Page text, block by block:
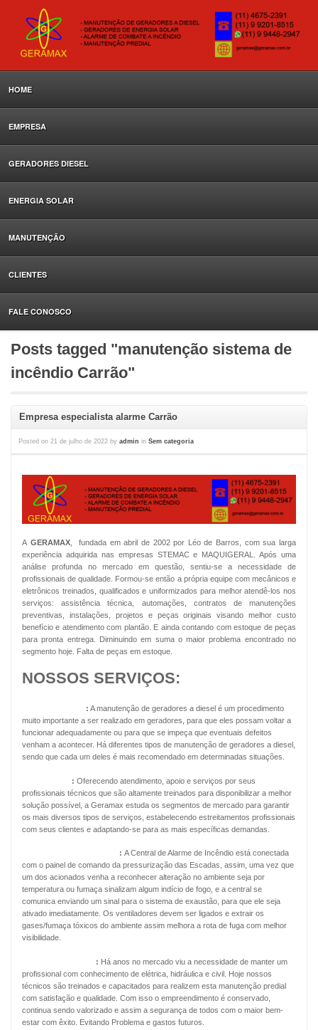
HOME
EMPRESA
GERADORES DIESEL
ENERGIA SOLAR
MANUTENÇÃO
CLIENTES
FALE CONOSCO
Posts tagged "manutenção sistema de
incêndio Carrão"
Empresa especialista alarme Carrão
Posted on 21 de julho de 2022 by admin in Sem categoria
A GERAMAX, fundada em abril de 2002 por Léo de Barros, com sua larga
experiência adquirida nas empresas STEMAC e MAQUIGERAL. Após uma
análise profunda no mercado em questão, sentiu-se a necessidade de
profissionais de qualidade. Formou-se então a própria equipe com mecânicos e
eletrônicos treinados, qualificados e uniformizados para melhor atendê-los nos
serviços: assistência técnica, automações, contratos de manutenções
preventivas, instalações, projetos e peças originais visando melhor custo
benefício e atendimento com plantão. E ainda contando com estoque de peças
para pronta entrega. Diminuindo em suma o maior problema encontrado no
segmento hoje. Falta de peças em estoque.
NOSSOS SERVIÇOS:
: A manutenção de geradores a diesel é um procedimento
muito importante a ser realizado em geradores, para que eles possam voltar a
funcionar adequadamente ou para que se impeça que eventuais defeitos
venham a acontecer. Há diferentes tipos de manutenção de geradores a diesel,
sendo que cada um deles é mais recomendado em determinadas situações.
: Oferecendo atendimento, apoio e serviços por seus
profissionais técnicos que são altamente treinados para disponibilizar a melhor
solução possível, a Geramax estuda os segmentos de mercado para garantir
os mais diversos tipos de serviços, estabelecendo estreitamentos profissionais
com seus clientes e adaptando-se para as mais específicas demandas.
: A Central de Alarme de Incêndio está conectada
com o painel de comando da pressurização das Escadas, assim, uma vez que
um dos acionados venha a reconhecer alteração no ambiente seja por
temperatura ou fumaça sinalizam algum indício de fogo, e a central se
comunica enviando um sinal para o sistema de exaustão, para que ele seja
ativado imediatamente. Os ventiladores devem ser ligados e extrair os
gases/fumaça tóxicos do ambiente assim melhora a rota de fuga com melhor
visibilidade.
: Há anos no mercado viu a necessidade de manter um
profissional com conhecimento de elétrica, hidráulica e civil. Hoje nossos
técnicos são treinados e capacitados para realizem esta manutenção predial
com satisfação e qualidade. Com isso o empreendimento é conservado,
continua sendo valorizado e assim a segurança de todos com o maior bem-
estar com êxito. Evitando Problema e gastos futuros.